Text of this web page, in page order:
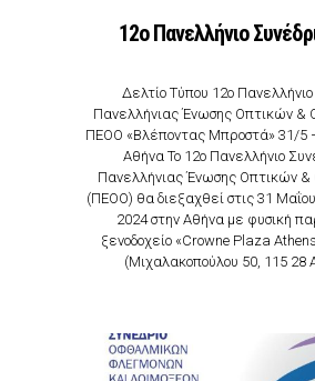
12o Πανελλήνιο
Δελτίο Τύπου 12ο
Πανελλήνιας Ένωσης Οπτικών
ΠΕΟΟ «Βλέποντας Μπροστά» 31/5
Αθήνα Το 12ο Πανελλήνιο
Πανελλήνιας Ένωσης Οπτικών
(ΠΕΟΟ) θα διεξαχθεί στις 31 Μαΐου
2024 στην Αθήνα με φυσική
ξενοδοχείο «Crowne Plaza
(Μιχαλακοπούλου 50, 115 28